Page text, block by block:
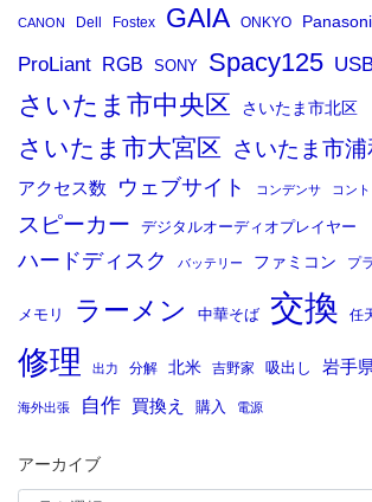
CANON Dell Fostex GAIA ONKYO
ProLiant RGB SONY Spacy125
さいたま市中央区 さいたま市北区
さいたま市大宮区 さいたま市浦
アクセス数 ウェブサイト コンデンサ コン
スピーカー デジタルオーディオプレイヤー
ハードディスク バッテリー ファミコン プ
メモリ ラーメン 中華そば 交換 任
修理 出力 分解 北米 吉野家 吸出し 岩手
海外出張 自作 買換え 購入 電源
アーカイブ